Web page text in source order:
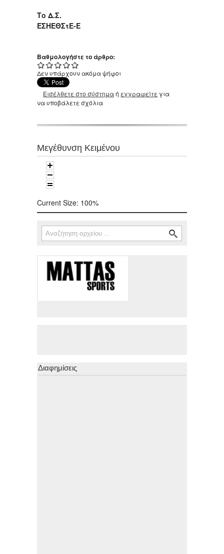
Το Δ.Σ.
ΕΣΗΕΘΣτΕ-Ε
Βαθμολογήστε το άρθρο:
Δεν υπάρχουν ακόμα ψήφοι
Εισέλθετε στο σύστημαή εγγραφείτε για
να υποβάλετε σχόλια
Μεγέθυνση Κειμένου
Current Size: 100%
Φόρμα αναζήτησης
Αναζήτηση
Διαφημίσεις